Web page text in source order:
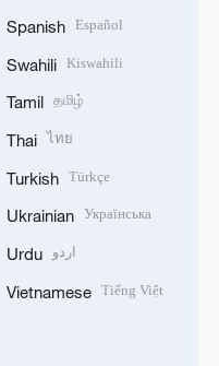
Spanish Español
Swahili Kiswahili
Tamil தமிழ்
Thai ไทย
Turkish Türkçe
Ukrainian Українська
Urdu اردو
Vietnamese Tiếng Việt